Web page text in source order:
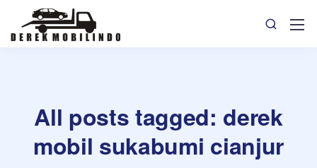
All posts tagged: derek
mobil sukabumi cianjur